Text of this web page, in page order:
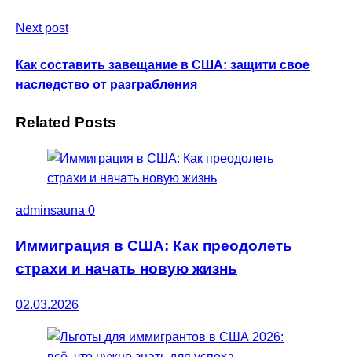
Next post
Как составить завещание в США: защити свое
наследство от разграбления
Related Posts
adminsauna 0
Иммиграция в США: Как преодолеть
страхи и начать новую жизнь
02.03.2026